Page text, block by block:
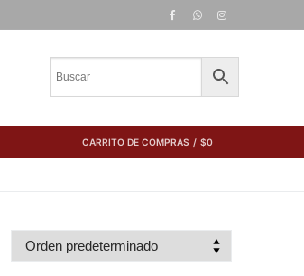
CARRITO DE COMPRAS / $0